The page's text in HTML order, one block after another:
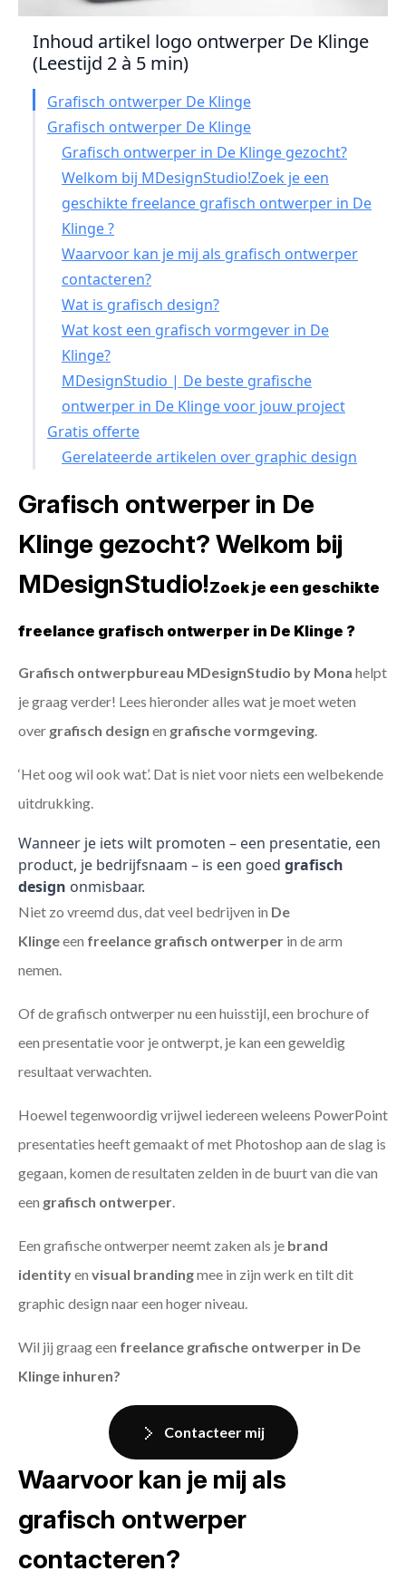
Inhoud artikel logo ontwerper De Klinge
(Leestijd 2 à 5 min)
Grafisch ontwerper De Klinge
Grafisch ontwerper De Klinge
Grafisch ontwerper in De Klinge gezocht?
Welkom bij MDesignStudio!Zoek je een
geschikte freelance grafisch ontwerper in De
Klinge ?
Waarvoor kan je mij als grafisch ontwerper
contacteren?
Wat is grafisch design?
Wat kost een grafisch vormgever in De
Klinge?
MDesignStudio | De beste grafische
ontwerper in De Klinge voor jouw project
Gratis offerte
Gerelateerde artikelen over graphic design
Grafisch ontwerper in De
Klinge gezocht? Welkom bij
MDesignStudio!Zoek je een geschikte
freelance grafisch ontwerper in De Klinge ?
Grafisch ontwerpbureau MDesignStudio by Mona helpt
je graag verder! Lees hieronder alles wat je moet weten
over grafisch design en grafische vormgeving
‘Het oog wil ook wat’. Dat is niet voor niets een welbekende
uitdrukking.
Wanneer je iets wilt promoten – een presentatie, een
product, je bedrijfsnaam – is een goed grafisch
design onmisbaar.
Niet zo vreemd dus, dat veel bedrijven in De
Klingeeen freelance grafisch ontwerper in de arm
nemen.
Of de grafisch ontwerper nu een huisstijl, een brochure of
een presentatie voor je ontwerpt, je kan een geweldig
resultaat verwachten.
Hoewel tegenwoordig vrijwel iedereen weleens PowerPoint
presentaties heeft gemaakt of met Photoshop aan de slag is
gegaan, komen de resultaten zelden in de buurt van die van
een grafisch ontwerper
Een grafische ontwerper neemt zaken als je brand
identityen visual brandingmee in zijn werk en tilt dit
graphic design naar een hoger niveau.
Wil jij graag een freelance grafische ontwerper in De
Klinge inhuren?
Contacteer mij
Waarvoor kan je mij als
grafisch ontwerper
contacteren?